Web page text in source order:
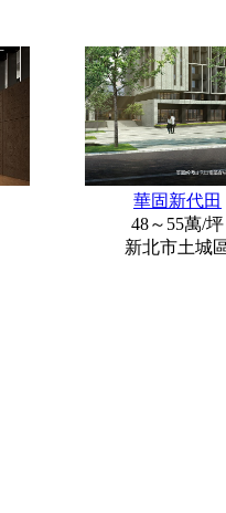
華固新代田
48～55萬/坪
新北市土城